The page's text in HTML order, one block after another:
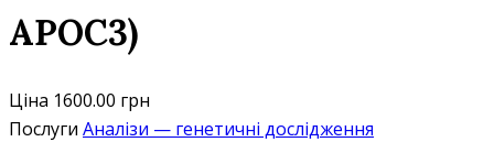
APOC3)
Ціна 1600.00 грн
Послуги Аналізи — генетичні дослідження